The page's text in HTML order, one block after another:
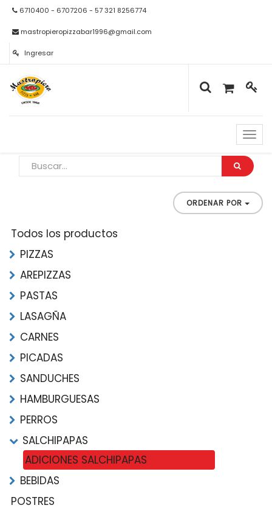
6710400 - 6707206 - 57 321 8256774
mastropieropizzabar1996@gmail.com
Ingresar
de
ORDENAR POR
Todos los productos
PIZZAS
AREPIZZAS
PASTAS
LASAGÑA
CARNES
PICADAS
SANDUCHES
HAMBURGUESAS
PERROS
SALCHIPAPAS
ADICIONES SALCHIPAPAS
BEBIDAS
POSTRES